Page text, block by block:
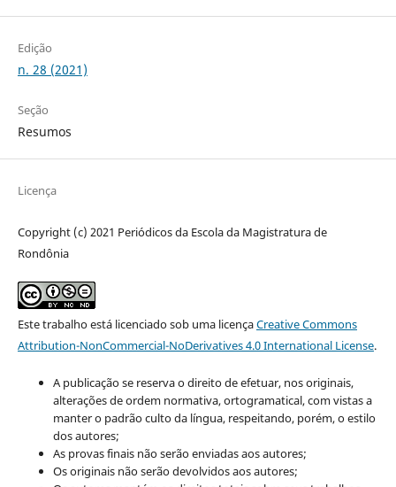
Edição
n. 28 (2021)
Seção
Resumos
Licença
Copyright (c) 2021 Periódicos da Escola da Magistratura de
Rondônia
Este trabalho está licenciado sob uma licençaCreative Commons
Attribution-NonCommercial-NoDerivatives 4.0 International License.
A publicação se reserva o direito de efetuar, nos originais,
alterações de ordem normativa, ortogramatical, com vistas a
manter o padrão culto da língua, respeitando, porém, o estilo
dos autores;
As provas finais não serão enviadas aos autores;
Os originais não serão devolvidos aos autores;